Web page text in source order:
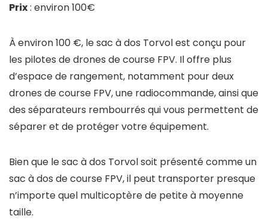
Prix: environ 100€
À environ 100 €, le sac à dos Torvol est conçu pour
les pilotes de drones de course FPV. Il offre plus
d’espace de rangement, notamment pour deux
drones de course FPV, une radiocommande, ainsi que
des séparateurs rembourrés qui vous permettent de
séparer et de protéger votre équipement.
Bien que le sac à dos Torvol soit présenté comme un
sac à dos de course FPV, il peut transporter presque
n’importe quel multicoptère de petite à moyenne
taille.